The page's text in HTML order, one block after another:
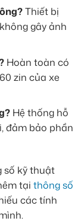
Thiết bị
gây ảnh
Hoàn toàn có
zin của xe
Hệ thống hỗ
đảm bảo phần
số kỹ thuật
tại thông số
các tính